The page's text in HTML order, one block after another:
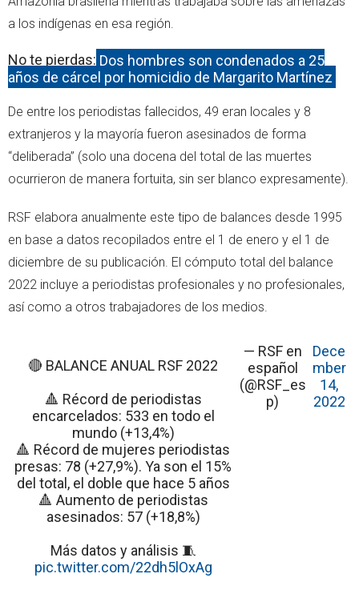
a los indígenas en esa región.
No te pierdas: Dos hombres son condenados a 25
años de cárcel por homicidio de Margarito Martínez
De entre los periodistas fallecidos, 49 eran locales y 8
extranjeros y la mayoría fueron asesinados de forma
“deliberada” (solo una docena del total de las muertes
ocurrieron de manera fortuita, sin ser blanco expresamente).
RSF elabora anualmente este tipo de balances desde 1995
en base a datos recopilados entre el 1 de enero y el 1 de
diciembre de su publicación. El cómputo total del balance
2022 incluye a periodistas profesionales y no profesionales,
así como a otros trabajadores de los medios.
🔴 BALANCE ANUAL RSF 2022
🔺 Récord de periodistas
encarcelados: 533 en todo el
mundo (+13,4%)
🔺 Récord de mujeres periodistas
presas: 78 (+27,9%). Ya son el 15%
del total, el doble que hace 5 años
🔺 Aumento de periodistas
asesinados: 57 (+18,8%)
Más datos y análisis 🧵
pic.twitter.com/22dh5lOxAg
— RSF en
español
(@RSF_es
p)
Dece
mber
14,
2022